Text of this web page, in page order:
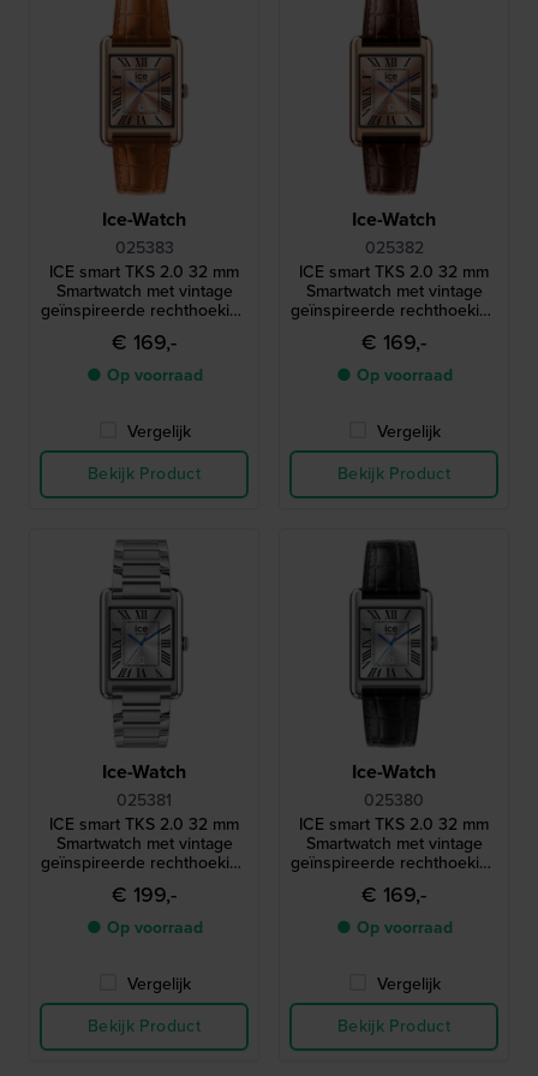
Ice-Watch
025383
ICE smart TKS 2.0 32 mm
Smartwatch met vintage
geïnspireerde rechthoekige
kast en 1,41" Amoled
touchscreen
€ 169,-
● Op voorraad
Vergelijk
Bekijk Product
Ice-Watch
025382
ICE smart TKS 2.0 32 mm
Smartwatch met vintage
geïnspireerde rechthoekige
kast en 1,41" Amoled
touchscreen
€ 169,-
● Op voorraad
Vergelijk
Bekijk Product
Ice-Watch
025381
ICE smart TKS 2.0 32 mm
Smartwatch met vintage
geïnspireerde rechthoekige
kast en 1,41" Amoled
touchscreen
€ 199,-
● Op voorraad
Vergelijk
Bekijk Product
Ice-Watch
025380
ICE smart TKS 2.0 32 mm
Smartwatch met vintage
geïnspireerde rechthoekige
kast en 1,41" Amoled
touchscreen
€ 169,-
● Op voorraad
Vergelijk
Bekijk Product